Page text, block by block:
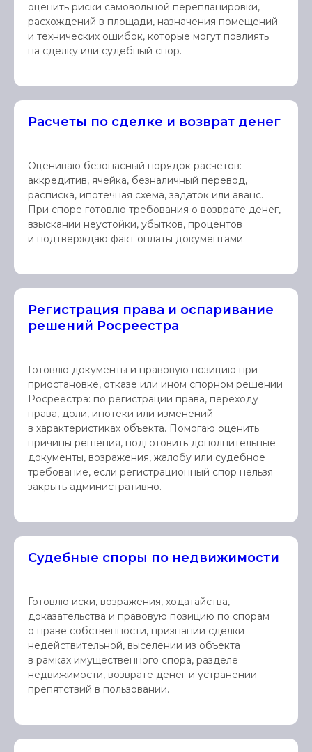
оценить риски самовольной перепланировки,
расхождений в площади, назначения помещений
и технических ошибок, которые могут повлиять
на сделку или судебный спор.
Расчеты по сделке и возврат денег
Оцениваю безопасный порядок расчетов:
аккредитив, ячейка, безналичный перевод,
расписка, ипотечная схема, задаток или аванс.
При споре готовлю требования о возврате денег,
взыскании неустойки, убытков, процентов
и подтверждаю факт оплаты документами.
Регистрация права и оспаривание
решений Росреестра
Готовлю документы и правовую позицию при
приостановке, отказе или ином спорном решении
Росреестра: по регистрации права, переходу
права, доли, ипотеки или изменений
в характеристиках объекта. Помогаю оценить
причины решения, подготовить дополнительные
документы, возражения, жалобу или судебное
требование, если регистрационный спор нельзя
закрыть административно.
Судебные споры по недвижимости
Готовлю иски, возражения, ходатайства,
доказательства и правовую позицию по спорам
о праве собственности, признании сделки
недействительной, выселении из объекта
в рамках имущественного спора, разделе
недвижимости, возврате денег и устранении
препятствий в пользовании.